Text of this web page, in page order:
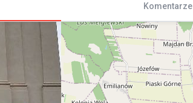
Komentarze